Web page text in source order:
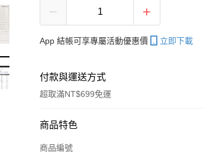
App 結帳可享專屬活動優惠價 立即下載
付款與運送方式
超取滿NT$699免運
付款方式
信用卡一次付款
商品特色
商品編號